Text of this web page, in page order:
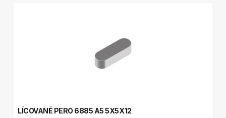
LÍCOVANÉ PERO 6885 A5 5X5X12